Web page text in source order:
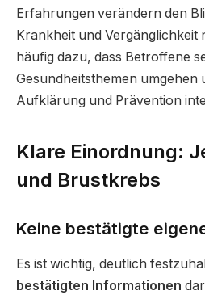
Erfahrungen verändern den
Krankheit und Vergänglichkeit
häufig dazu, dass Betroffene
Gesundheitsthemen
Aufklärung und Prävention
Klare Einordnung:
und Brustkrebs
Keine bestätigte
Es ist wichtig, deutlich
bestätigten Informationen